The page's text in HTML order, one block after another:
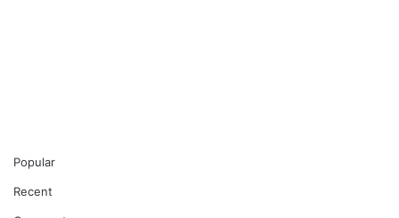
Popular
Recent